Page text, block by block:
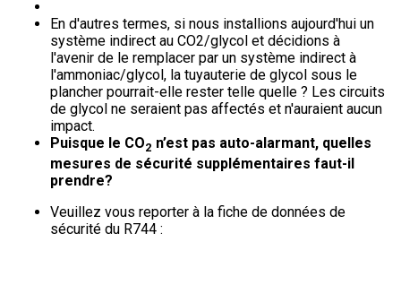
En d'autres termes, si nous installions aujourd'hui un
système indirect au CO2/glycol et décidions à
l'avenir de le remplacer par un système indirect à
l'ammoniac/glycol, la tuyauterie de glycol sous le
plancher pourrait-elle rester telle quelle ? Les circuits
de glycol ne seraient pas affectés et n'auraient aucun
impact.
Puisque le CO2 n’est pas auto-alarmant, quelles
mesures de sécurité supplémentaires faut-il
prendre?
Veuillez vous reporter à la fiche de données de
sécurité du R744 :